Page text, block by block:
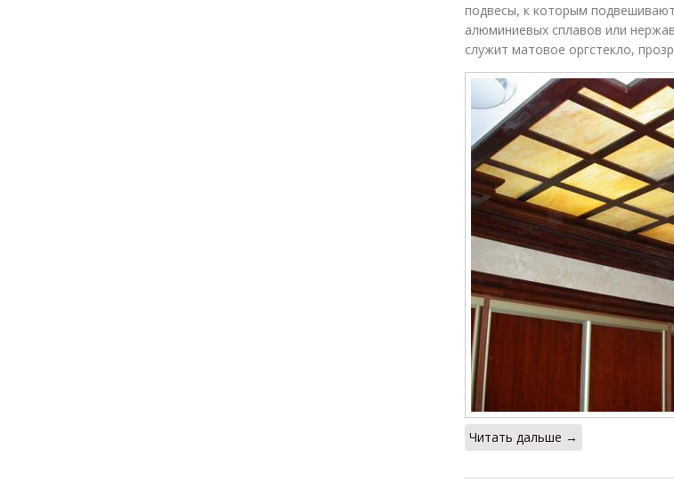
подвесы, к которым
алюминиевых сплавов или
служит матовое оргстекло,
Читать дальше →